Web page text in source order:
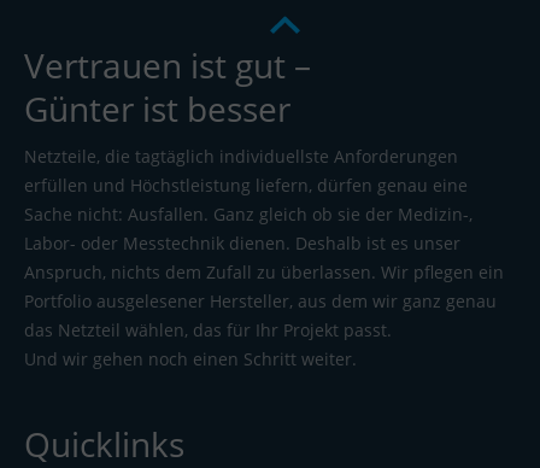
Vertrauen ist gut –
Günter ist besser
Netzteile, die tagtäglich individuellste Anforderungen
erfüllen und Höchstleistung liefern, dürfen genau eine
Sache nicht: Ausfallen. Ganz gleich ob sie der Medizin-,
Labor- oder Messtechnik dienen. Deshalb ist es unser
Anspruch, nichts dem Zufall zu überlassen. Wir pflegen ein
Portfolio ausgelesener Hersteller, aus dem wir ganz genau
das Netzteil wählen, das für Ihr Projekt passt.
Und wir gehen noch einen Schritt weiter.
Quicklinks